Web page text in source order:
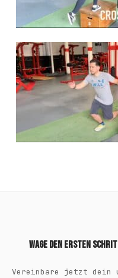
Wage den ersten
Vereinbare jetzt dein